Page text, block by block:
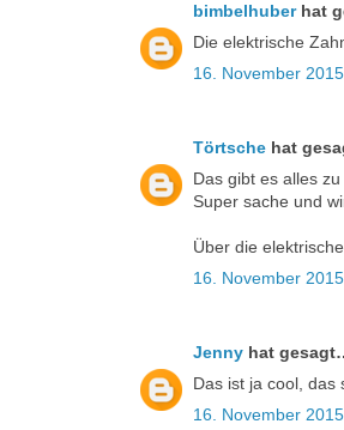
bimbelhuberhat
Die elektrische
16. November
Törtsche hat
Das gibt es alles
Super sache und
Über die
16. November
Jenny hat
Das ist ja cool, das
16. November